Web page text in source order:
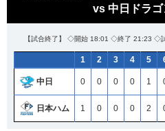
vs 中日ドラ
【試合終了】 ◇開始 18:01 ◇終了 21:23 ◇
1 2 3 4 5
中日 0 0 0 0 1
日本ハム 1 0 0 0 2